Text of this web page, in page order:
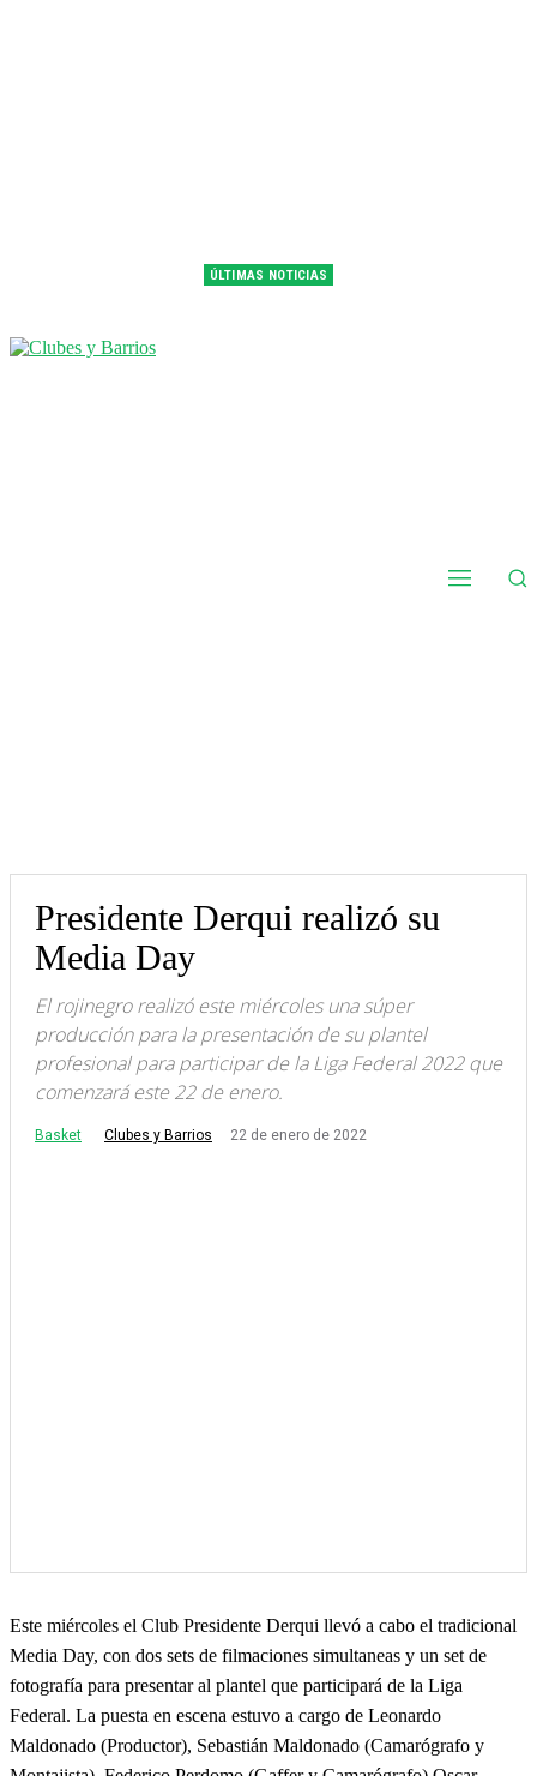
ÚLTIMAS NOTICIAS
Presidente Derqui realizó su
Media Day
El rojinegro realizó este miércoles una súper
producción para la presentación de su plantel
profesional para participar de la Liga Federal 2022 que
comenzará este 22 de enero.
Basket Clubes y Barrios 22 de enero de 2022
Este miércoles el Club Presidente Derqui llevó a cabo el tradicional
Media Day, con dos sets de filmaciones simultaneas y un set de
fotografía para presentar al plantel que participará de la Liga
Federal. La puesta en escena estuvo a cargo de Leonardo
Maldonado (Productor), Sebastián Maldonado (Camarógrafo y